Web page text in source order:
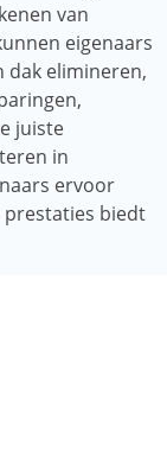
van
eigenaars
dak elimineren,
juiste
in
ervoor
prestaties biedt